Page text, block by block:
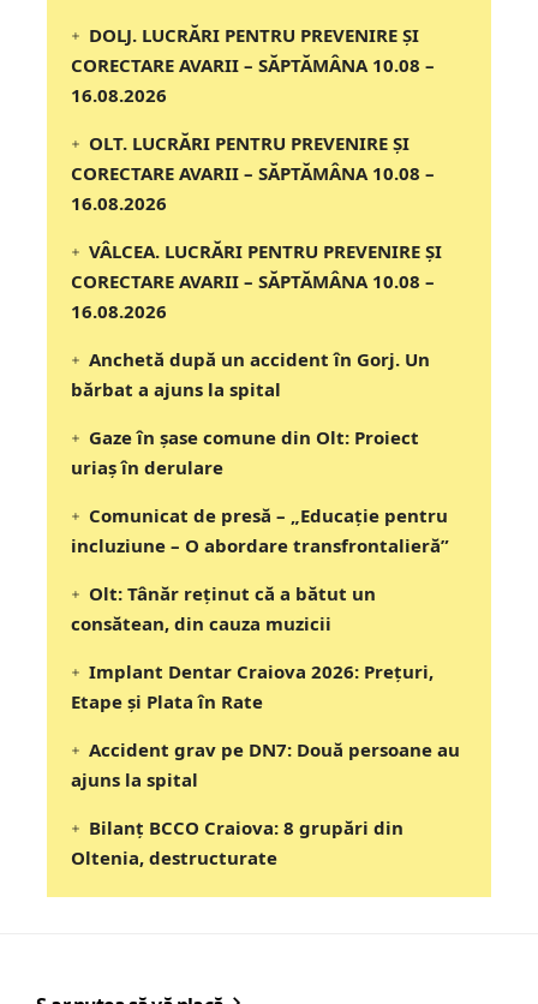
DOLJ. LUCRĂRI PENTRU PREVENIRE ȘI
CORECTARE AVARII – SĂPTĂMÂNA 10.08 –
16.08.2026
OLT. LUCRĂRI PENTRU PREVENIRE ȘI
CORECTARE AVARII – SĂPTĂMÂNA 10.08 –
16.08.2026
VÂLCEA. LUCRĂRI PENTRU PREVENIRE ȘI
CORECTARE AVARII – SĂPTĂMÂNA 10.08 –
16.08.2026
Anchetă după un accident în Gorj. Un
bărbat a ajuns la spital
Gaze în șase comune din Olt: Proiect
uriaș în derulare
Comunicat de presă – „Educație pentru
incluziune – O abordare transfrontalieră”
Olt: Tânăr reţinut că a bătut un
consătean, din cauza muzicii
Implant Dentar Craiova 2026: Preţuri,
Etape şi Plata în Rate
Accident grav pe DN7: Două persoane au
ajuns la spital
Bilanț BCCO Craiova: 8 grupări din
Oltenia, destructurate